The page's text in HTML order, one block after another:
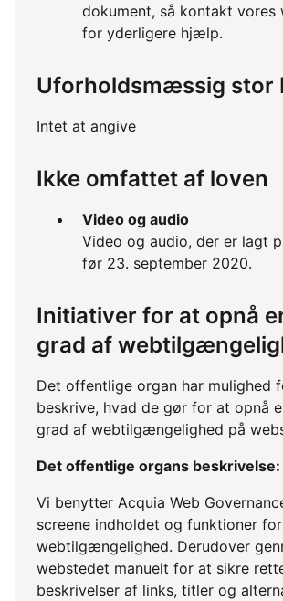
dokument, så kontakt vores
for yderligere hjælp.
Uforholdsmæssig stor
Intet at angive
Ikke omfattet af loven
Video og audio
Video og audio, der er lagt
før 23. september 2020.
Initiativer for at opnå
grad af
Det offentlige organ har mulighed
beskrive, hvad de gør for at opnå
grad af webtilgængelighed på
Det offentlige organs beskrivelse:
Vi benytter Acquia Web
screene indholdet og funktioner for
webtilgængelighed. Derudover
webstedet manuelt for at sikre
beskrivelser af links, titler og